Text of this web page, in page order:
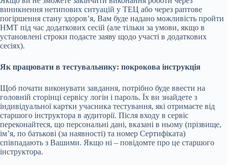
виникнення нетипових ситуацій у ТЕЦ або через раптове
погіршення стану здоров’я, Вам буде надано можливість пройти
НМТ під час додаткових сесій (але тільки за умови, якщо в
установлені строки подасте заяву щодо участі в додаткових
сесіях).
Як працювати в тестувальнику: покрокова інструкція
Щоб почати виконувати завдання, потрібно буде ввести на
головній сторінці сервісу логін і пароль. Їх ви знайдете з
індивідуальної картки учасника тестування, які отримаєте від
старшого інструктора в аудиторії. Після входу в сервіс
переконайтеся, що персональні дані, вказані в ньому (прізвище,
ім’я, по батькові (за наявності) та номер Сертифіката)
співпадають з Вашими. Якщо ні ‒ повідомте про це старшого
інструктора.